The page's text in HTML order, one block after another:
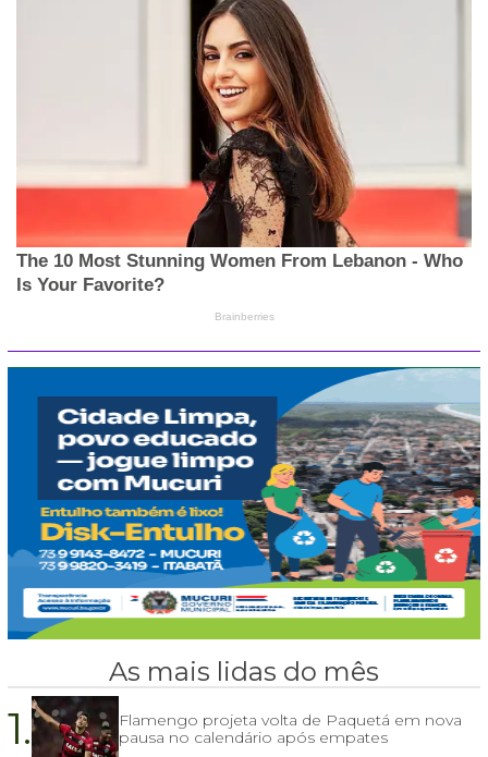
As mais lidas do mês
1.
Flamengo projeta volta de Paquetá em nova
pausa no calendário após empates